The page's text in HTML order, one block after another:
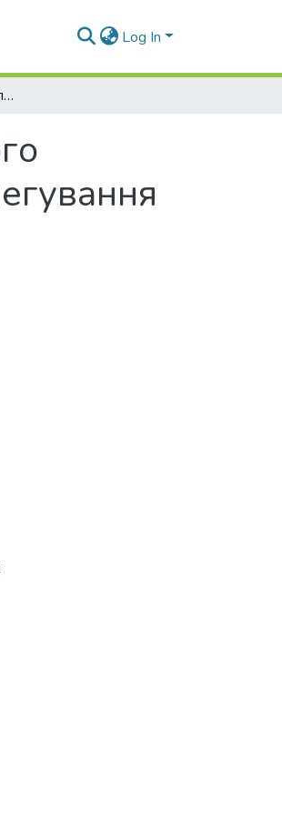
Log In
Створення зміцнених покриттів на сталі медичного призначення 40Х13 методом електроіскрового легування W та C